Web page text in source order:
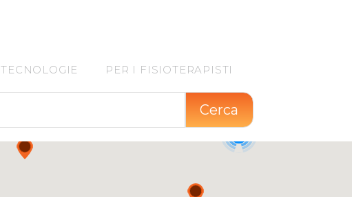
TECNOLOGIE PER I FISIOTERAPISTI
Cerca